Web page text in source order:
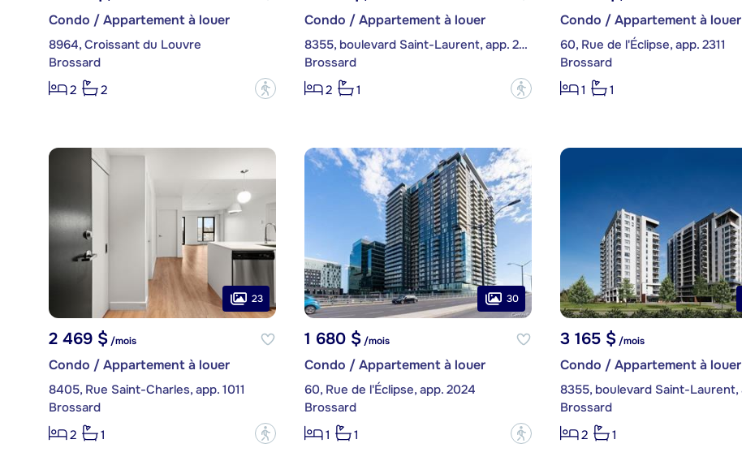
Condo / Appartement à louer
8964, Croissant du Louvre
Brossard
2
2 ?
Condo / Appartement à louer
8355, boulevard Saint-Laurent, app. 201
Brossard
2
1 ?
Condo / Appartement à louer
60, Rue de l'Éclipse, app. 2311
Brossard
1
1
23
2 469 $/mois
Condo / Appartement à louer
8405, Rue Saint-Charles, app. 1011
Brossard
2
1 ?
30
1 680 $/mois
Condo / Appartement à louer
60, Rue de l'Éclipse, app. 2024
Brossard
1
1 ?
3 165 $/mois
Condo / Appartement à louer
Brossard
2
1